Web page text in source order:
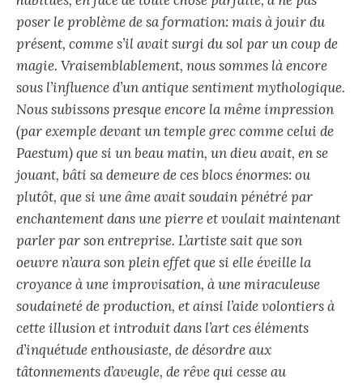
poser le problème de sa formation: mais à jouir du
présent, comme s’il avait surgi du sol par un coup de
magie. Vraisemblablement, nous sommes là encore
sous l’influence d’un antique sentiment mythologique.
Nous subissons presque encore la même impression
(par exemple devant un temple grec comme celui de
Paestum) que si un beau matin, un dieu avait, en se
jouant, bâti sa demeure de ces blocs énormes: ou
plutôt, que si une âme avait soudain pénétré par
enchantement dans une pierre et voulait maintenant
parler par son entreprise. L’artiste sait que son
oeuvre n’aura son plein effet que si elle éveille la
croyance à une improvisation, à une miraculeuse
soudaineté de production, et ainsi l’aide volontiers à
cette illusion et introduit dans l’art ces éléments
d’inquétude enthousiaste, de désordre aux
tâtonnements d’aveugle, de rêve qui cesse au